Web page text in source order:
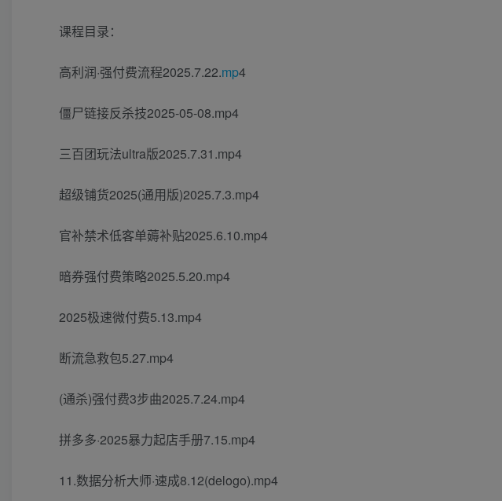
课程目录：
高利润·强付费流程2025.7.22.mp4
僵尸链接反杀技2025-05-08.mp4
三百团玩法ultra版2025.7.31.mp4
超级铺货2025(通用版)2025.7.3.mp4
官补禁术低客单薅补贴2025.6.10.mp4
暗券强付费策略2025.5.20.mp4
2025极速微付费5.13.mp4
断流急救包5.27.mp4
(通杀)强付费3步曲2025.7.24.mp4
拼多多·2025暴力起店手册7.15.mp4
11.数据分析大师·速成8.12(delogo).mp4